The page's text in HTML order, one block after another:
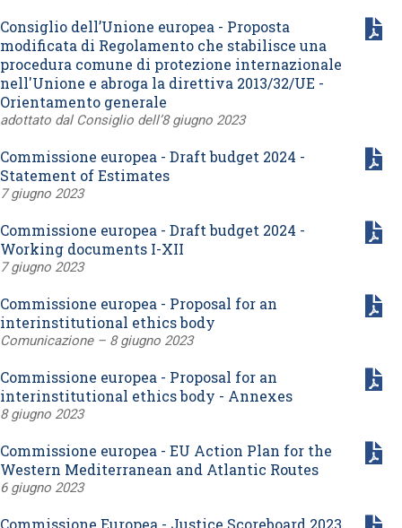
Consiglio dell’Unione europea - Proposta
modificata di Regolamento che stabilisce una
procedura comune di protezione internazionale
nell'Unione e abroga la direttiva 2013/32/UE -
Orientamento generale
adottato dal Consiglio dell’8 giugno 2023
Commissione europea - Draft budget 2024 -
Statement of Estimates
7 giugno 2023
Commissione europea - Draft budget 2024 -
Working documents I-XII
7 giugno 2023
Commissione europea - Proposal for an
interinstitutional ethics body
Comunicazione – 8 giugno 2023
Commissione europea - Proposal for an
interinstitutional ethics body - Annexes
8 giugno 2023
Commissione europea - EU Action Plan for the
Western Mediterranean and Atlantic Routes
6 giugno 2023
Commissione Europea - Justice Scoreboard 2023